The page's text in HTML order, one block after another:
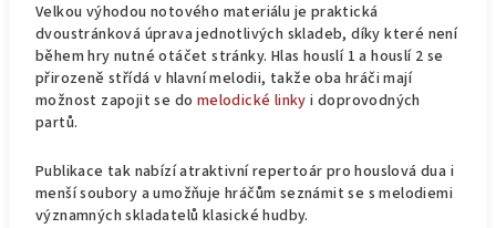
Velkou výhodou notového materiálu je praktická
dvoustránková úprava jednotlivých skladeb, díky které není
během hry nutné otáčet stránky. Hlas houslí 1 a houslí 2 se
přirozeně střídá v hlavní melodii, takže oba hráči mají
možnost zapojit se do melodické linky i doprovodných
partů.
Publikace tak nabízí atraktivní repertoár pro houslová dua i
menší soubory a umožňuje hráčům seznámit se s melodiemi
významných skladatelů klasické hudby.